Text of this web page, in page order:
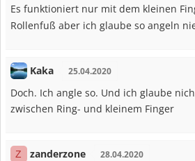
Es funktioniert nur mit dem kleinen
Rollenfuß aber ich glaube so angeln
Kaka 25.04.2020
Doch. Ich angle so. Und ich glaube
zwischen Ring- und kleinem Finger
Z zanderzone 28.04.2020